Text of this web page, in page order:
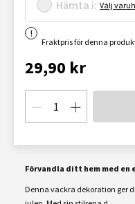
Hämta i: Välj
Fraktpris för denna
29,90 kr
Förvandla ditt hem med
Denna vackra dekoration ger